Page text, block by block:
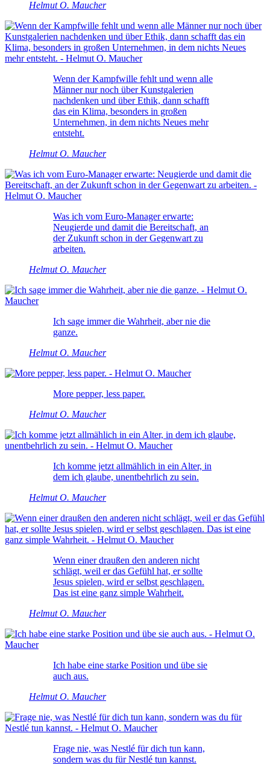
Helmut O. Maucher
Wenn der Kampfwille fehlt und wenn alle
Männer nur noch über Kunstgalerien
nachdenken und über Ethik, dann schafft
das ein Klima, besonders in großen
Unternehmen, in dem nichts Neues mehr
entsteht.
Helmut O. Maucher
Was ich vom Euro-Manager erwarte:
Neugierde und damit die Bereitschaft, an
der Zukunft schon in der Gegenwart zu
arbeiten.
Helmut O. Maucher
Ich sage immer die Wahrheit, aber nie die
ganze.
Helmut O. Maucher
More pepper, less paper.
Helmut O. Maucher
Ich komme jetzt allmählich in ein Alter, in
dem ich glaube, unentbehrlich zu sein.
Helmut O. Maucher
Wenn einer draußen den anderen nicht
schlägt, weil er das Gefühl hat, er sollte
Jesus spielen, wird er selbst geschlagen.
Das ist eine ganz simple Wahrheit.
Helmut O. Maucher
Ich habe eine starke Position und übe sie
auch aus.
Helmut O. Maucher
Frage nie, was Nestlé für dich tun kann,
sondern was du für Nestlé tun kannst.